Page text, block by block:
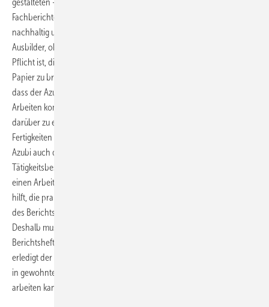
gestalteten – „Berichtshefts“ verlangt. Die Erstellung von
Fachberichten wird allseits empfohlen, da diese den Lehrerfolg
nachhaltig unter­stützen. Letztlich entscheidet jedoch allein der
Ausbilder, ob ein Fachbericht geschrieben werden muss oder nicht.
Pflicht ist, die in ­einer Ausbildungswoche ausgeführten Tätigkeiten zu
Papier zu bringen. Mit dieser ­Auflistung soll sichergestellt werden,
dass der Azubi auch tatsächlich in den Genuss der praktischen
Arbeiten kommt, die der Betrieb zu vermitteln hat. Um Aufschluss
darüber zu erhalten, wie weit die Vermittlung der praktischen
Fertigkeiten in die Tiefe gegangen ist, soll der Ausbilder von seinem
Azubi auch das Anfertigen von Zeichnungen und
Tätigkeitsbeschreibungen verlangen. Dafür muss der Auszubildende
einen Arbeitsablauf noch einmal Revue passieren lassen, was dabei
hilft, die praktischen Arbeitsabläufe besser zu verstehen. Die Führung
des Berichtshefts stellt also einen Teil der praktischen Ausbildung dar.
Deshalb muss dem Azubi die Gelegenheit gegeben sein, sein
Berichtsheft während der Arbeitszeit zu bearbeiten. In der Praxis
erledigt der Aus­zubildende dies jedoch freiwillig zu Hause, da er lieber
in gewohnter Umgebung und mit gewohnten Hilfsmitteln (ev. am PC)
arbeiten kann.